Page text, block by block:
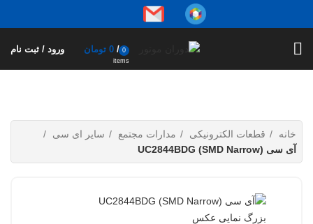
0
items
/
0 تومان ورود / ثبت نام
خانه قطعات الکترونیکی مدارات مجتمع
سایر ای سی
آی سی UC2844BDG (SMD Narrow)
بزرگ نمایی عکس